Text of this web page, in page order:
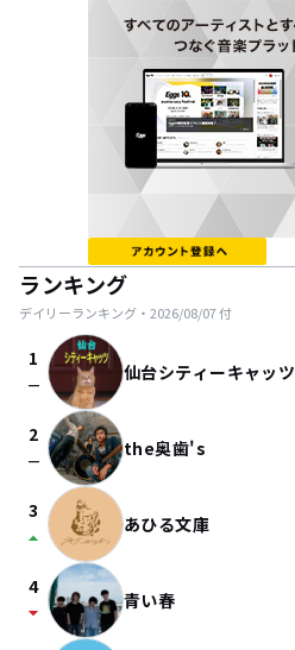
ランキング
デイリーランキング・ 2026/08/07付
1
check_indeterminate_small 仙台シティーキャッツ
2
check_indeterminate_small the奥歯's
3
arrow_drop_up あひる文庫
4
arrow_drop_down 青い春